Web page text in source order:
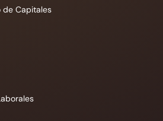
de Capitales